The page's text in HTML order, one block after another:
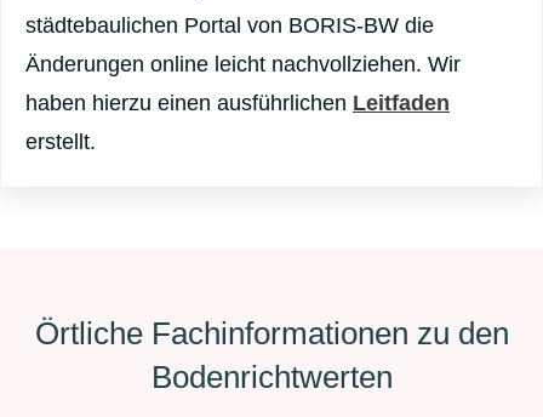
städtebaulichen Portal von BORIS-BW die
Änderungen online leicht nachvollziehen. Wir
haben hierzu einen ausführlichen Leitfaden
erstellt.
Örtliche Fachinformationen zu den
Bodenrichtwerten